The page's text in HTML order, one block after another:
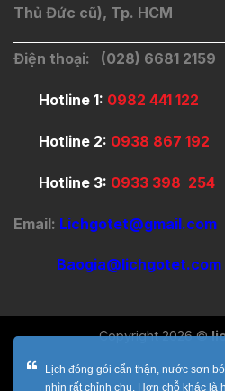
Thủ Đức cũ), Tp. HCM
Điện thoại: (028) 6681 2159
Hotline 1: 0982 441 122
Hotline 2: 0938 867 192
Hotline 3: 0933 398 254
Email: Lichgotet@gmail.com
Baogia@lichgotet.com
Copyright 2026 ©
Lịch đóng gói cẩn thận, nước sơn
nhìn rất chỉnh chu. Hơn chỗ khác là